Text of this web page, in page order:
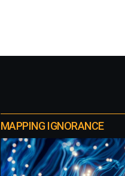
MAPPING IGNORANCE